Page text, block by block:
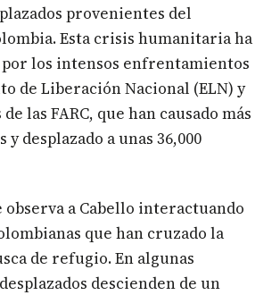
provenientes del
Esta crisis humanitaria ha
por los intensos enfrentamientos
de Liberación Nacional (ELN) y
las FARC, que han causado más
y desplazado a unas 36,000
observa a Cabello interactuando
que han cruzado la
de refugio. En algunas
descienden de un